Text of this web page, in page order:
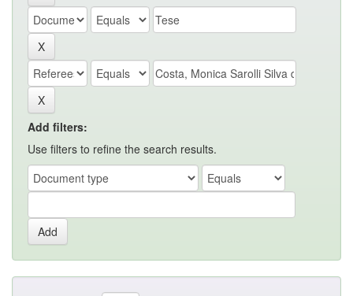
Add filters:
Use filters to refine the search results.